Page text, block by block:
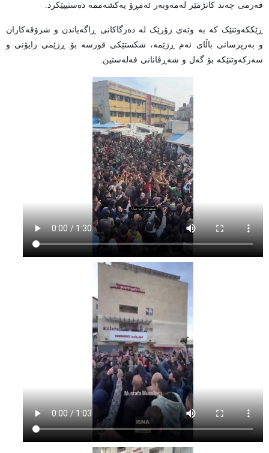
فەرمی چەند کاتژمێر لەمەوبەر ئەمڕۆ یەکشەممە دەستیپێکرد.
ڕێککەوتنێک کە بە وتەی زۆرێک لە دەزگاکانی ڕاگەیاندن و شرۆڤەکاران
و بەرپرسانی باڵای ئەم ڕژێمە، شکستێکی قورسە بۆ ڕژێمی زایۆنی و
سەرکەوتنێکە بۆ گەل و شەڕڤانانی فەلەستین.